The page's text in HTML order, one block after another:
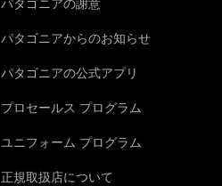
パタゴニアからのお知らせ
パタゴニアの公式アプリ
プロセールス プログラム
ユニフォーム プログラム
正規取扱店について